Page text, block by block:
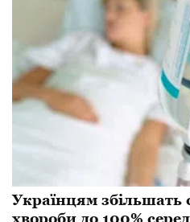
Українцям збільшать
хвороби до 100%